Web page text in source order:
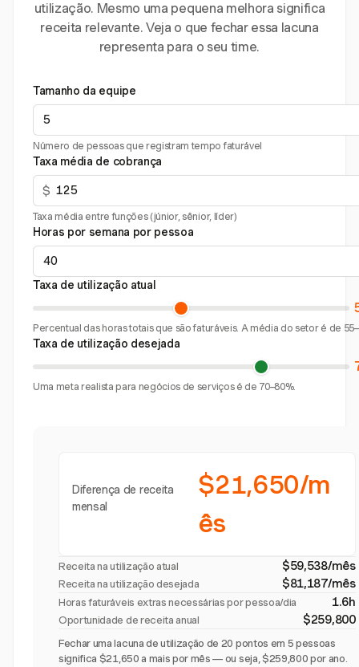
utilização. Mesmo uma pequena melhora significa
receita relevante. Veja o que fechar essa lacuna
representa para o seu time.
Tamanho da equipe
Número de pessoas que registram tempo faturável
Taxa média de cobrança
$
Taxa média entre funções (júnior, sênior, líder)
Horas por semana por pessoa
Taxa de utilização atual
Percentual das horas totais que são faturáveis. A média do setor é de
Taxa de utilização desejada
Uma meta realista para negócios de serviços é de 70–80%.
Diferença de receita
mensal
$21,650/m
ês
Receita na utilização atual $59,538/mês
Receita na utilização desejada $81,187/mês
Horas faturáveis extras necessárias por pessoa/dia 1.6h
Oportunidade de receita anual $259,800
Fechar uma lacuna de utilização de 20 pontos em 5 pessoas
significa $21,650 a mais por mês — ou seja, $259,800 por ano.